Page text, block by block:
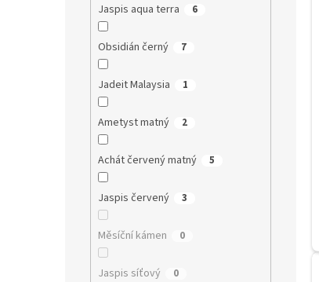
Jaspis aqua terra 6
Obsidián černý 7
Jadeit Malaysia 1
Ametyst matný 2
Achát červený matný 5
Jaspis červený 3
Měsíční kámen 0
Jaspis síťový 0